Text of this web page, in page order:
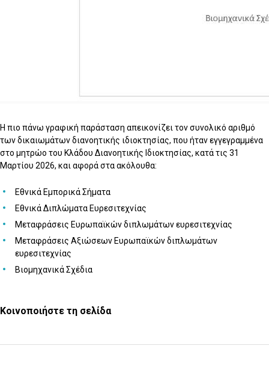
Η πιο πάνω γραφική παράσταση απεικονίζει τον συνολικό αριθμό
των δικαιωμάτων διανοητικής ιδιοκτησίας, που ήταν εγγεγραμμένα
στο μητρώο του Κλάδου Διανοητικής Ιδιοκτησίας, κατά τις 31
Μαρτίου 2026, και αφορά στα ακόλουθα:
Εθνικά Εμπορικά Σήματα
Εθνικά Διπλώματα Ευρεσιτεχνίας
Μεταφράσεις Ευρωπαϊκών διπλωμάτων ευρεσιτεχνίας
Μεταφράσεις Αξιώσεων Ευρωπαϊκών διπλωμάτων
ευρεσιτεχνίας
Βιομηχανικά Σχέδια
Κοινοποιήστε τη σελίδα